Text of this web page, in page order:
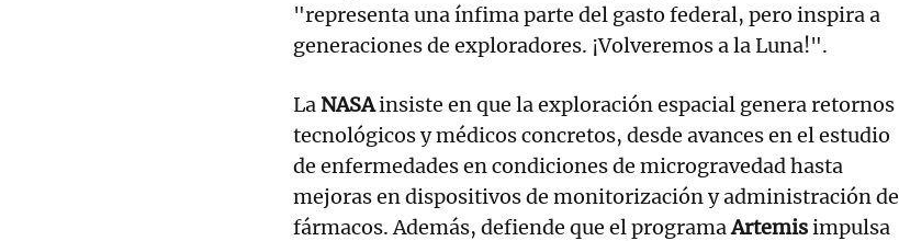
"representa una ínfima parte del gasto federal, pero inspira a
generaciones de exploradores. ¡Volveremos a la Luna!".
La NASAinsiste en que la exploración espacial genera retornos
tecnológicos y médicos concretos, desde avances en el estudio
de enfermedades en condiciones de microgravedad hasta
mejoras en dispositivos de monitorización y administración de
fármacos. Además, defiende que el programaArtemisimpulsa